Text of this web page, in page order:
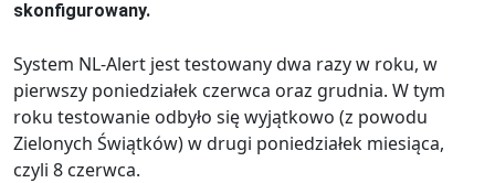
skonfigurowany.
System NL-Alert jest testowany dwa razy w roku, w
pierwszy poniedziałek czerwca oraz grudnia. W tym
roku testowanie odbyło się wyjątkowo (z powodu
Zielonych Świątków) w drugi poniedziałek miesiąca,
czyli 8 czerwca.